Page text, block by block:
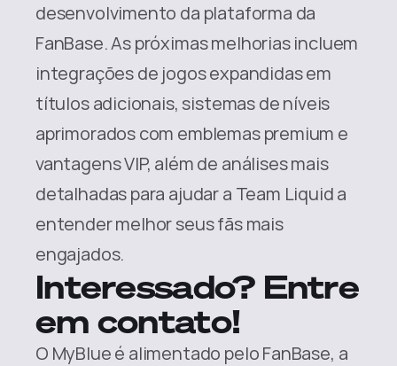
desenvolvimento da plataforma da
FanBase. As próximas melhorias incluem
integrações de jogos expandidas em
títulos adicionais, sistemas de níveis
aprimorados com emblemas premium e
vantagens VIP, além de análises mais
detalhadas para ajudar a Team Liquid a
entender melhor seus fãs mais
engajados.
Interessado? Entre
em contato!
O MyBlue é alimentado pelo FanBase, a